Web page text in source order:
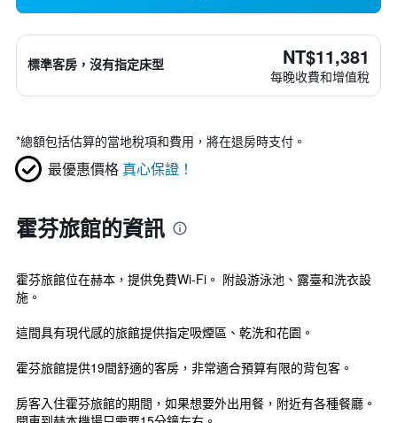
標準客房，沒有指定床型 NT$11,381
每晚收費和增值稅
*總額包括估算的當地稅項和費用，將在退房時支付。
最優惠價格 真心保證！
霍芬旅館的資訊
霍芬旅館位在赫本，提供免費Wi-Fi。 附設游泳池、露臺和洗衣設
施。
這間具有現代感的旅館提供指定吸煙區、乾洗和花園。
霍芬旅館提供19間舒適的客房，非常適合預算有限的背包客。
房客入住霍芬旅館的期間，如果想要外出用餐，附近有各種餐廳。